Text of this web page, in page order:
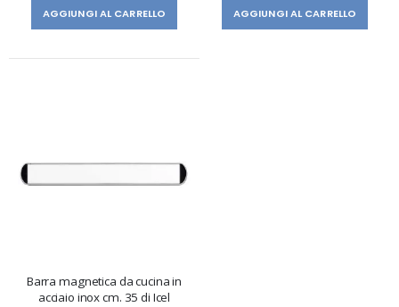
AGGIUNGI AL CARRELLO AGGIUNGI AL CARRELLO
Barra magnetica da cucina in
acciaio inox cm. 35 di Icel